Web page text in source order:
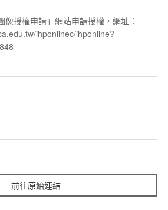
授權申請」網站申請授權，網址：
ihponlinec/ihponline?
前往原始連結